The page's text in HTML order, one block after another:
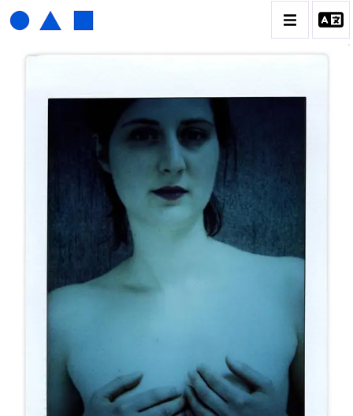
HENRI FOUCAULT
BIOGRAPHIE
CATALOGUE DES OEUVRES
01_SCULPTURE
02_PHOTOGRAPHIQUE
03_COLLAGES
CONTACT